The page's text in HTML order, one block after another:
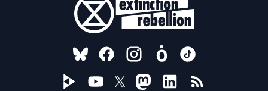
FOLLOW US ON